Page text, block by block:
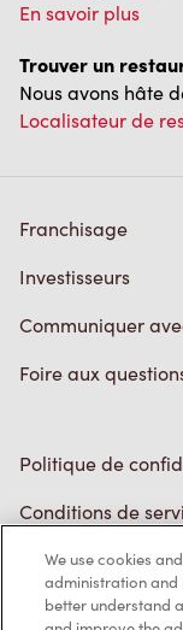
Trouver un
Nous avons hâte
Localisateur de
Investisseurs
Communiquer
Foire aux
Conditions de
Marques de
Accessibilité
Diagnostic
We use cookies
administration and
better understand